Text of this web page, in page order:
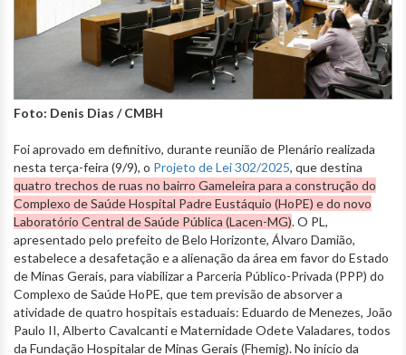
Foto: Denis Dias / CMBH
Foi aprovado em definitivo, durante reunião de Plenário realizada
nesta terça-feira (9/9), o Projeto de Lei 302/2025, que destina
quatro trechos de ruas no bairro Gameleira para a construção do
Complexo de Saúde Hospital Padre Eustáquio (HoPE) e do novo
Laboratório Central de Saúde Pública (Lacen-MG). O PL,
apresentado pelo prefeito de Belo Horizonte, Álvaro Damião,
estabelece a desafetação e a alienação da área em favor do Estado
de Minas Gerais, para viabilizar a Parceria Público-Privada (PPP) do
Complexo de Saúde HoPE, que tem previsão de absorver a
atividade de quatro hospitais estaduais: Eduardo de Menezes, João
Paulo II, Alberto Cavalcanti e Maternidade Odete Valadares, todos
da Fundação Hospitalar de Minas Gerais (Fhemig). No início da